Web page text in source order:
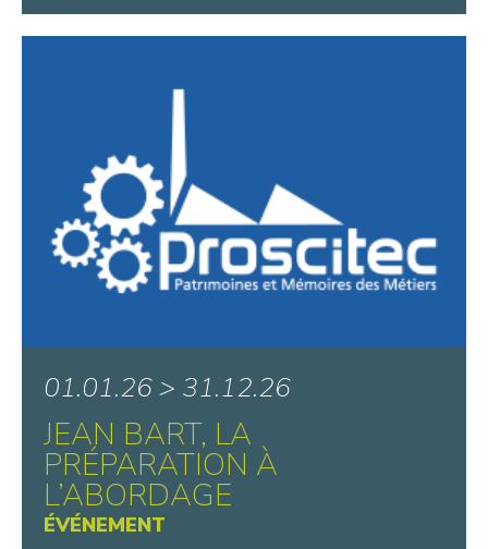
01.01.26 > 31.12.26
JEAN BART, LA
PRÉPARATION À
L’ABORDAGE
ÉVÉNEMENT